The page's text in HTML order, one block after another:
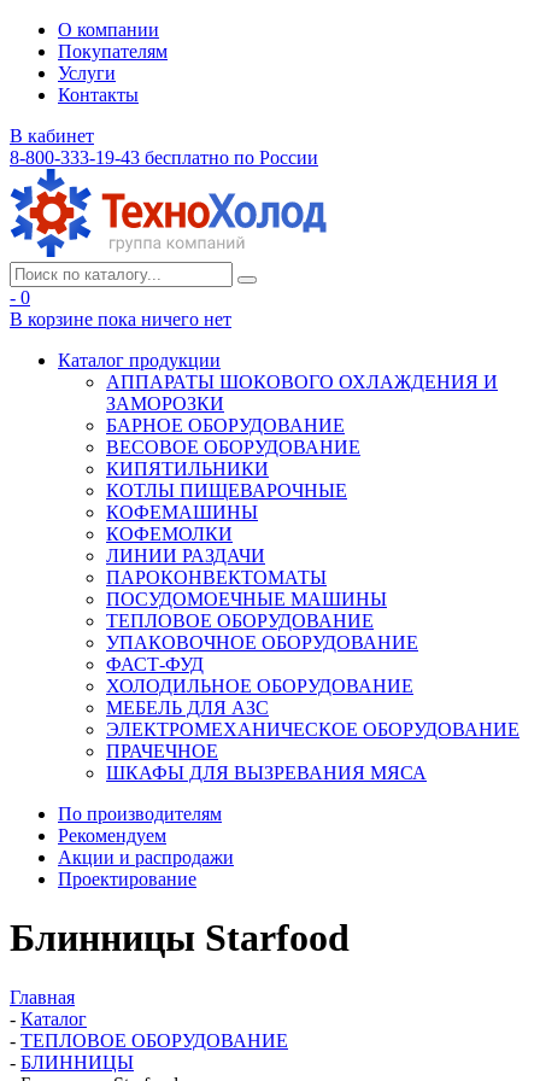
О компании
Покупателям
Услуги
Контакты
В кабинет
8-800-333-19-43 бесплатно по России
- 0
В корзине пока ничего нет
Каталог продукции
АППАРАТЫ ШОКОВОГО ОХЛАЖДЕНИЯ И
ЗАМОРОЗКИ
БАРНОЕ ОБОРУДОВАНИЕ
ВЕСОВОЕ ОБОРУДОВАНИЕ
КИПЯТИЛЬНИКИ
КОТЛЫ ПИЩЕВАРОЧНЫЕ
КОФЕМАШИНЫ
КОФЕМОЛКИ
ЛИНИИ РАЗДАЧИ
ПАРОКОНВЕКТОМАТЫ
ПОСУДОМОЕЧНЫЕ МАШИНЫ
ТЕПЛОВОЕ ОБОРУДОВАНИЕ
УПАКОВОЧНОЕ ОБОРУДОВАНИЕ
ФАСТ-ФУД
ХОЛОДИЛЬНОЕ ОБОРУДОВАНИЕ
МЕБЕЛЬ ДЛЯ АЗС
ЭЛЕКТРОМЕХАНИЧЕСКОЕ ОБОРУДОВАНИЕ
ПРАЧЕЧНОЕ
ШКАФЫ ДЛЯ ВЫЗРЕВАНИЯ МЯСА
По производителям
Рекомендуем
Акции и распродажи
Проектирование
Блинницы Starfood
Главная
- Каталог
- ТЕПЛОВОЕ ОБОРУДОВАНИЕ
- БЛИННИЦЫ